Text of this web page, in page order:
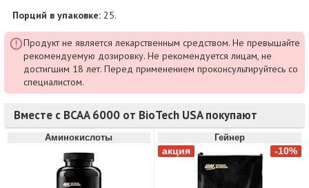
Порций в упаковке: 25.
Продукт не является лекарственным средством. Не превышайте
рекомендуемую дозировку. Не рекомендуется лицам, не
достигшим 18 лет. Перед применением проконсультируйтесь со
специалистом.
Вместе с BCAA 6000 от BioTech USA покупают
Аминокислоты Гейнер